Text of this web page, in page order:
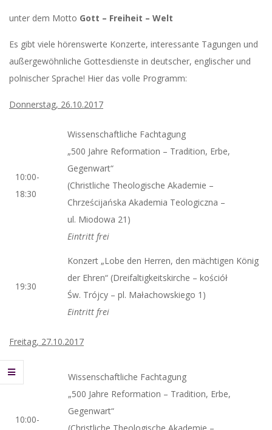
unter dem Motto Gott – Freiheit – Welt
Es gibt viele hörenswerte Konzerte, interessante Tagungen und
außergewöhnliche Gottesdienste in deutscher, englischer und
polnischer Sprache! Hier das volle Programm:
Donnerstag, 26.10.2017
10:00-
18:30
Wissenschaftliche Fachtagung
„500 Jahre Reformation – Tradition, Erbe,
Gegenwart“
(Christliche Theologische Akademie –
Chrześcijańska Akademia Teologiczna –
ul. Miodowa 21)
Eintritt frei
19:30
Konzert „Lobe den Herren, den mächtigen König
der Ehren“ (Dreifaltigkeitskirche – kościół
Św. Trójcy – pl. Małachowskiego 1)
Eintritt frei
Freitag, 27.10.2017
10:00-
Wissenschaftliche Fachtagung
„500 Jahre Reformation – Tradition, Erbe,
Gegenwart“